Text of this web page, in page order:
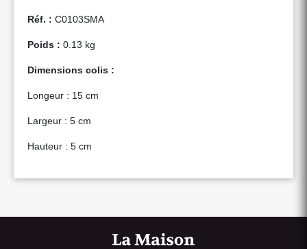
Réf. : C0103SMA
Poids : 0.13 kg
Dimensions colis :
Longeur : 15 cm
Largeur : 5 cm
Hauteur : 5 cm